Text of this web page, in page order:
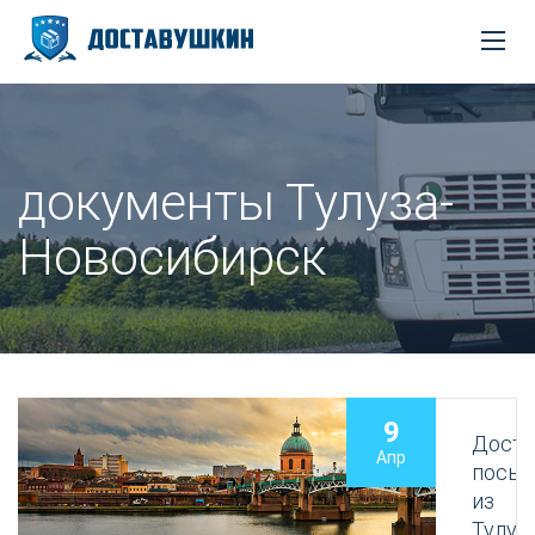
документы Тулуза-
Новосибирск
9
Апр
из